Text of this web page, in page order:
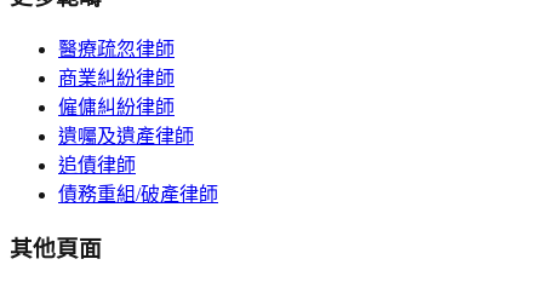
醫療疏忽律師
商業糾紛律師
僱傭糾紛律師
遺囑及遺產律師
追債律師
債務重組/破產律師
其他頁面